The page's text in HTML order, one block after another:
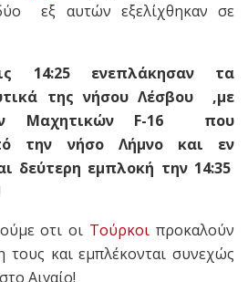
εξ αυτών εξελίχθηκαν σε
14:25 ενεπλάκησαν τα
της νήσου Λέσβου ,με
Μαχητικών F-16 που
την νήσο Λήμνο και εν
δεύτερη εμπλοκή την 14:35
οτι οι Τούρκοι προκαλούν
τους και εμπλέκονται συνεχώς
Αιγαίο!